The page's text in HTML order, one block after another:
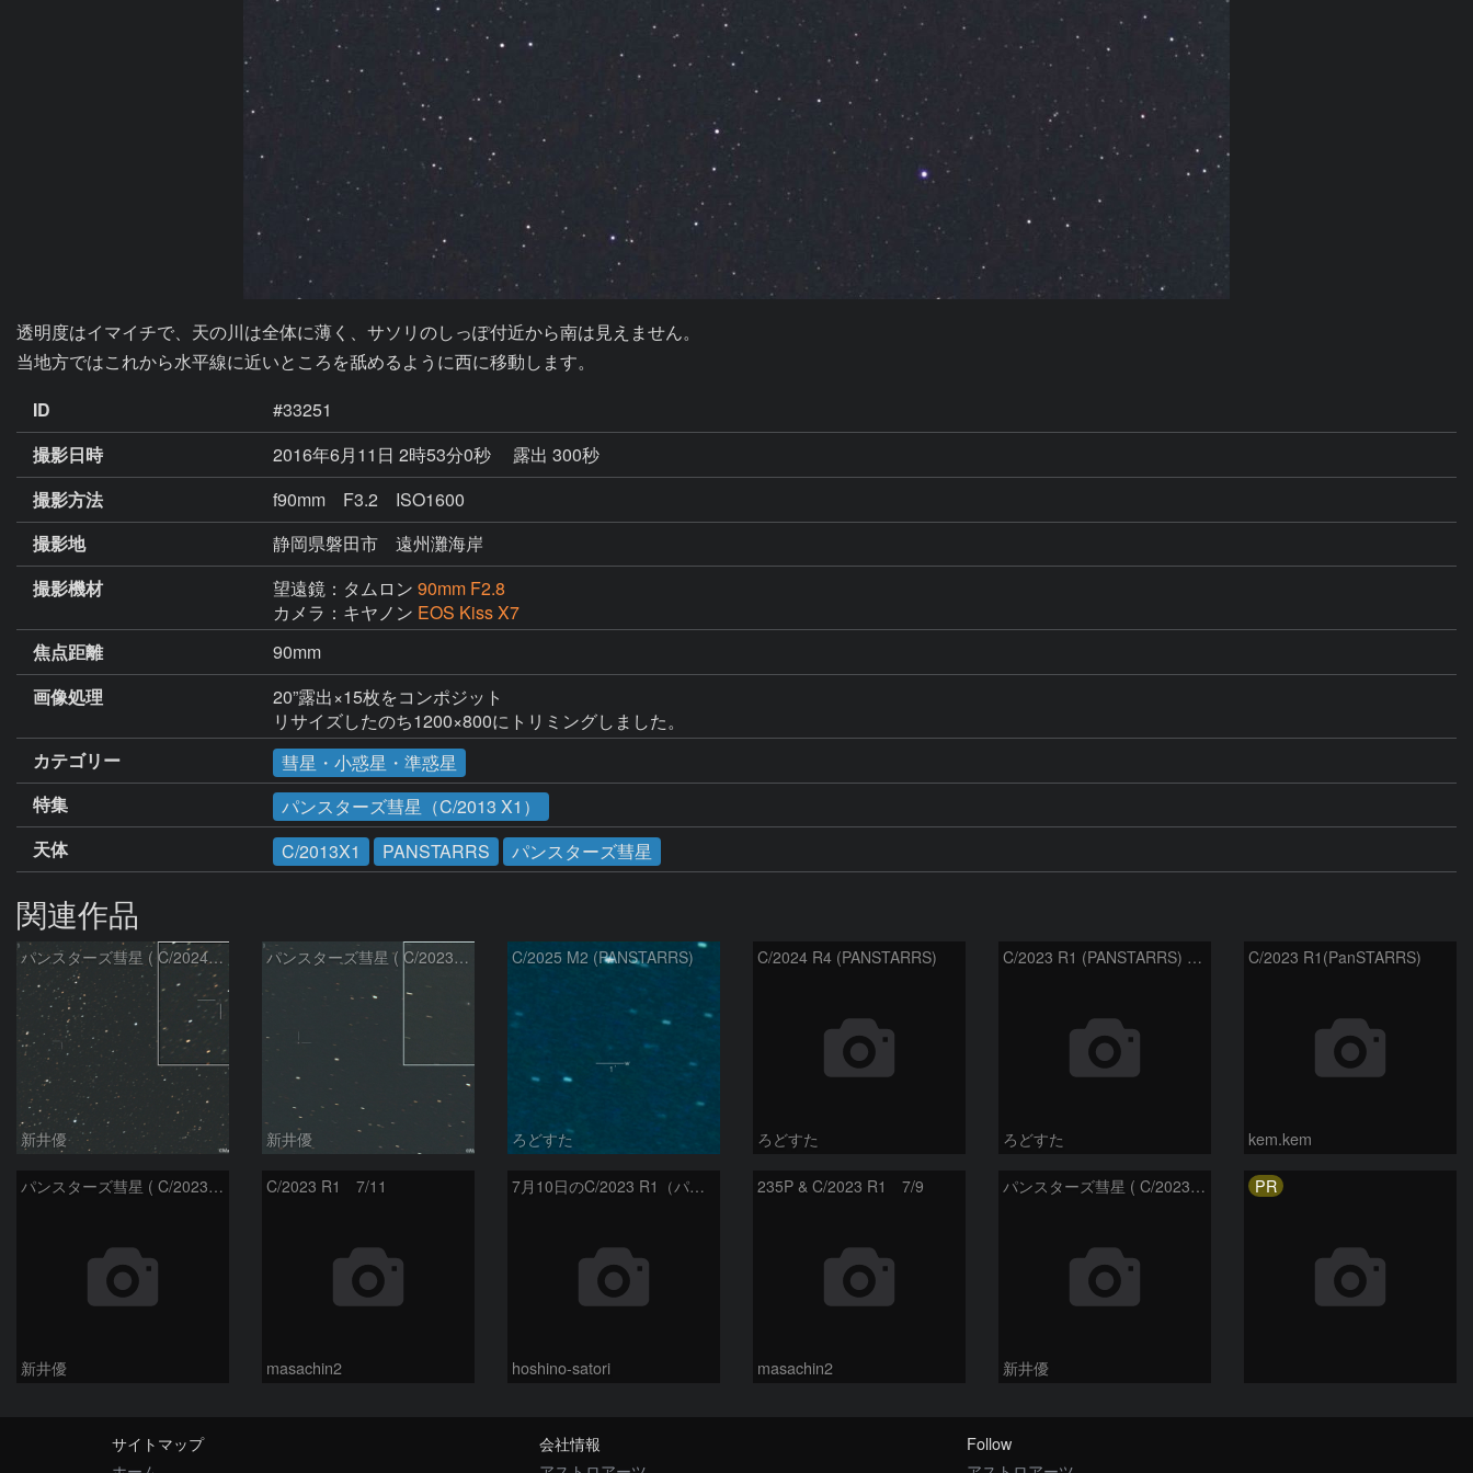
透明度はイマイチで、天の川は全体に薄く、サソリのしっぽ付近から南は見えません。
当地方ではこれから水平線に近いところを舐めるように西に移動します。
ID
#33251
撮影日時
2016年6月11日 2時53分0秒
露出 300秒
撮影方法
f90mm F3.2 ISO1600
撮影地
静岡県磐田市 遠州灘海岸
撮影機材
望遠鏡：タムロン 90mm F2.8
カメラ：キヤノン EOS Kiss X7
焦点距離
90mm
画像処理
20”露出×15枚をコンポジット
リサイズしたのち1200×800にトリミングしました。
カテゴリー
彗星・小惑星・準惑星
特集
パンスターズ彗星（C/2013 X1）
天体
C/2013X1 PANSTARRS パンスターズ彗星
関連作品
パンスターズ彗星 ( C/2024R4 )：2026/07/27
新井優
パンスターズ彗星 ( C/2023R1 )：2026/07/09
新井優
C/2025 M2 (PANSTARRS)
ろどすた
C/2024 R4 (PANSTARRS)
ろどすた
C/2023 R1 (PANSTARRS) の変化
ろどすた
C/2023 R1(PanSTARRS)
kem.kem
パンスターズ彗星 ( C/2023R1 ) ：2026/07/08
新井優
C/2023 R1 7/11
masachin2
7月10日のC/2023 R1（パンスターズ彗星）
hoshino-satori
235P & C/2023 R1 7/9
masachin2
パンスターズ彗星 ( C/2023R1 ) ：2026/05/20
新井優
PR
サイトマップ
会社情報
Follow